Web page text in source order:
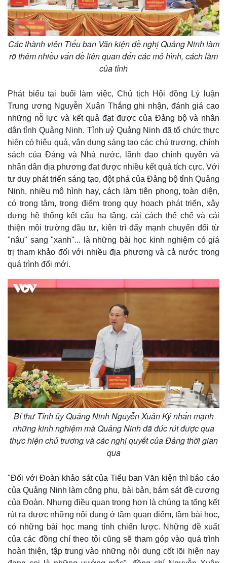
Khởi nghiệp
Thị trường
Tiêu dùng
Tỷ giá
Chứng khoán
Giá cà phê
Các thành viên Tiểu ban Văn kiện đề nghị Quảng Ninh làm
rõ thêm nhiều vấn đề liên quan đến các mô hình, cách làm
của tỉnh
Phát biểu tại buổi làm việc, Chủ tịch Hội đồng Lý luận
Trung ương Nguyễn Xuân Thắng ghi nhận, đánh giá cao
những nỗ lực và kết quả đạt được của Đảng bộ và nhân
dân tỉnh Quảng Ninh. Tỉnh uỷ Quảng Ninh đã tổ chức thực
hiện có hiệu quả, vận dụng sáng tạo các chủ trương, chính
sách của Đảng và Nhà nước, lãnh đạo chính quyền và
nhân dân địa phương đạt được nhiều kết quả tích cực. Với
tư duy phát triển sáng tạo, đột phá của Đảng bộ tỉnh Quảng
Ninh, nhiều mô hình hay, cách làm tiên phong, toàn diện,
có trọng tâm, trọng điểm trong quy hoạch phát triển, xây
dựng hệ thống kết cấu hạ tầng, cải cách thể chế và cải
thiện môi trường đầu tư, kiên trì đẩy mạnh chuyển đổi từ
"nâu" sang "xanh"... là những bài học kinh nghiệm có giá
trị tham khảo đối với nhiều địa phương và cả nước trong
quá trình đổi mới.
Bí thư Tỉnh ủy Quảng Ninh Nguyễn Xuân Ký nhấn mạnh
những kinh nghiệm mà Quảng Ninh đã đúc rút được qua
thực hiện chủ trương và các nghị quyết của Đảng thời gian
qua
"Đối với Đoàn khảo sát của Tiểu ban Văn kiện thì báo cáo
của Quảng Ninh làm công phu, bài bản, bám sát đề cương
của Đoàn. Nhưng điều quan trọng hơn là chúng ta tổng kết
rút ra được những nội dung ở tầm quan điểm, tầm bài học,
có những bài học mang tính chiến lược. Những đề xuất
của các đồng chí theo tôi cũng sẽ tham góp vào quá trình
hoàn thiện, tập trung vào những nội dung cốt lõi hiện nay